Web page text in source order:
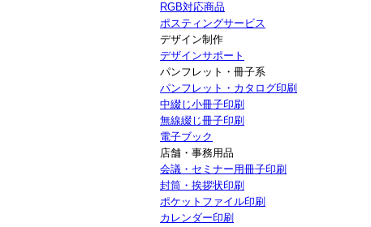
RGB対応商品
ポスティングサービス
デザイン制作
デザインサポート
パンフレット・冊子系
パンフレット・カタログ印刷
中綴じ小冊子印刷
無線綴じ冊子印刷
電子ブック
店舗・事務用品
会議・セミナー用冊子印刷
封筒・挨拶状印刷
ポケットファイル印刷
カレンダー印刷